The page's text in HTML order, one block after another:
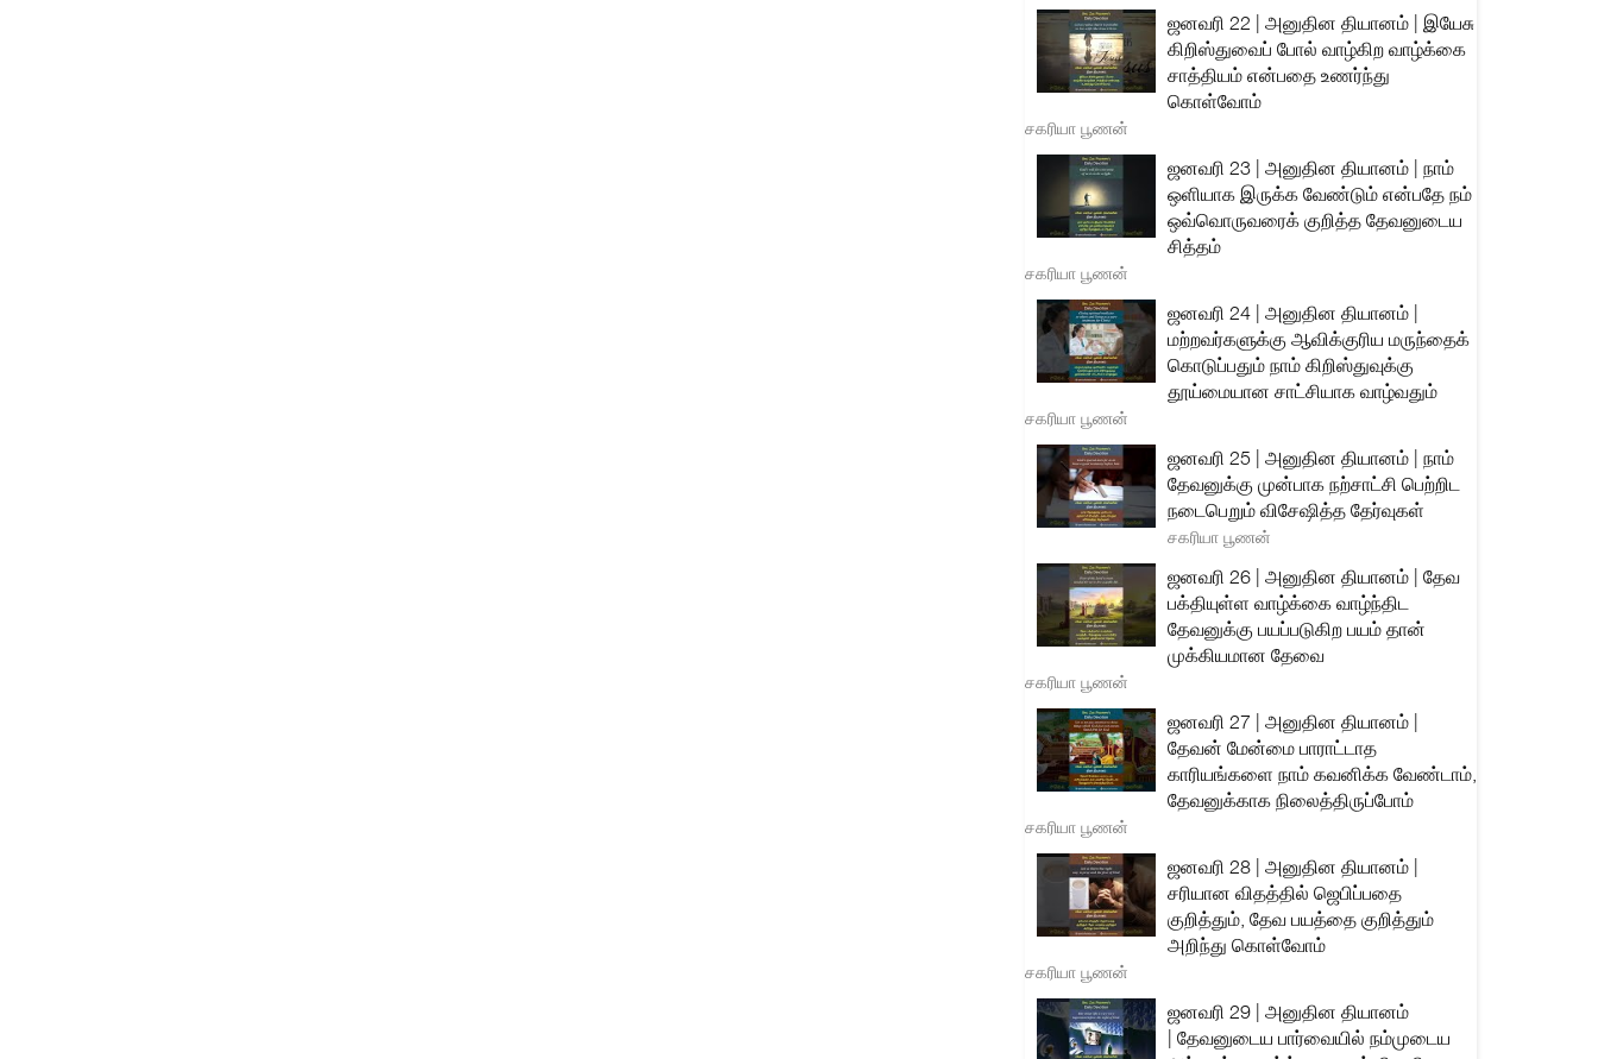
ஜனவரி 22 | அனுதின தியானம் | இயேசு
கிறிஸ்துவைப் போல் வாழ்கிற வாழ்க்கை
சாத்தியம் என்பதை உணர்ந்து
கொள்வோம்
சகரியா பூணன்
ஜனவரி 23 | அனுதின தியானம் | நாம்
ஒளியாக இருக்க வேண்டும் என்பதே நம்
ஒவ்வொருவரைக் குறித்த தேவனுடைய
சித்தம்
சகரியா பூணன்
ஜனவரி 24 | அனுதின தியானம் |
மற்றவர்களுக்கு ஆவிக்குரிய மருந்தைக்
கொடுப்பதும் நாம் கிறிஸ்துவுக்கு
தூய்மையான சாட்சியாக வாழ்வதும்
சகரியா பூணன்
ஜனவரி 25 | அனுதின தியானம் | நாம்
தேவனுக்கு முன்பாக நற்சாட்சி பெற்றிட
நடைபெறும் விசேஷித்த தேர்வுகள்
சகரியா பூணன்
ஜனவரி 26 | அனுதின தியானம் | தேவ
பக்தியுள்ள வாழ்க்கை வாழ்ந்திட
தேவனுக்கு பயப்படுகிற பயம் தான்
முக்கியமான தேவை
சகரியா பூணன்
ஜனவரி 27 | அனுதின தியானம் |
தேவன் மேன்மை பாராட்டாத
காரியங்களை நாம் கவனிக்க வேண்டாம்,
தேவனுக்காக நிலைத்திருப்போம்
சகரியா பூணன்
ஜனவரி 28 | அனுதின தியானம் |
சரியான விதத்தில் ஜெபிப்பதை
குறித்தும், தேவ பயத்தை குறித்தும்
அறிந்து கொள்வோம்
சகரியா பூணன்
ஜனவரி 29 | அனுதின தியானம்
| தேவனுடைய பார்வையில் நம்முடைய